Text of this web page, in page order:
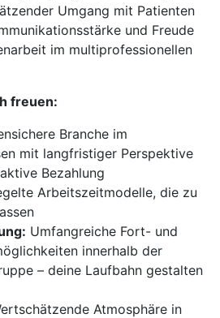
Umgang mit Patienten
und Freude
im multiprofessionellen
freuen:
Branche im
mit langfristiger Perspektive
Bezahlung
Arbeitszeitmodelle, die zu
Umfangreiche Fort- und
innerhalb der
– deine Laufbahn gestalten
Atmosphäre in